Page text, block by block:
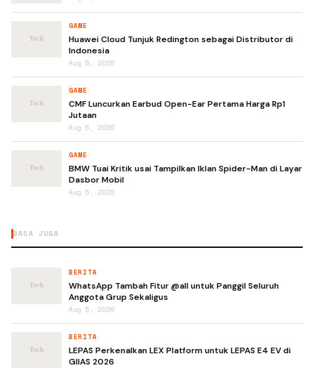
GAME
Huawei Cloud Tunjuk Redington sebagai Distributor di
Indonesia
Aug 5, 2026
GAME
CMF Luncurkan Earbud Open-Ear Pertama Harga Rp1
Jutaan
Aug 5, 2026
GAME
BMW Tuai Kritik usai Tampilkan Iklan Spider-Man di Layar
Dasbor Mobil
Aug 5, 2026
BACA JUGA
BERITA
WhatsApp Tambah Fitur @all untuk Panggil Seluruh
Anggota Grup Sekaligus
Aug 5, 2026
BERITA
LEPAS Perkenalkan LEX Platform untuk LEPAS E4 EV di
GIIAS 2026